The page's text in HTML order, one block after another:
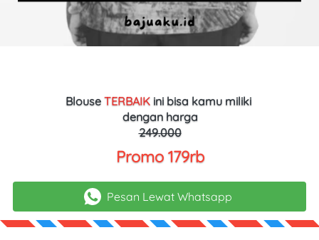
Blouse TERBAIK ini bisa kamu miliki
dengan harga
249.000
Promo 179rb
` Pesan Lewat Whatsapp